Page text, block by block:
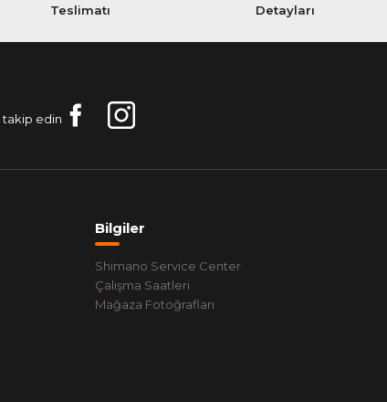
Teslimatı
Detayları
takip edin
Bilgiler
Shimano Service Center
Çalışma Saatleri
Mağaza Fotoğrafları